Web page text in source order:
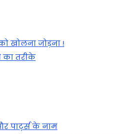
खोलना जोड़ना !
का तरीके
पार्ट्स के नाम